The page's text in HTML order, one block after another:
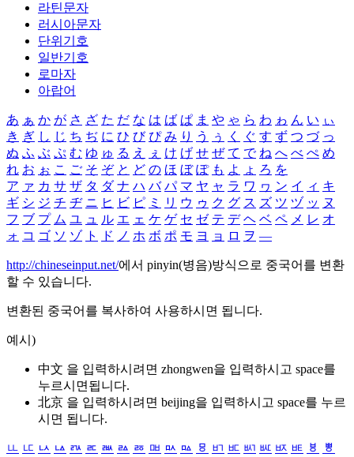
라틴문자
러시아문자
단위기호
일반기호
로마자
아랍어
あ ぁ か が さ ざ た だ な は ば ぱ ま や ゃ ら わ ゎ ん い ぃ
き ぎ し じ ち ぢ に ひ び ぴ み り う ぅ く ぐ す ず つ づ っ
ぬ ふ ぶ ぷ む ゆ ゅ る え ぇ け げ せ ぜ て で ね へ べ ぺ め
れ お ぉ こ ご そ ぞ と ど の ほ ぼ ぽ も よ ょ ろ を
ア ァ カ サ ザ タ ダ ナ ハ バ パ マ ヤ ャ ラ ワ ヮ ン イ ィ キ
ギ シ ジ チ ヂ ニ ヒ ビ ピ ミ リ ウ ゥ ク グ ス ズ ツ ヅ ッ ヌ
フ ブ プ ム ユ ュ ル エ ェ ケ ゲ セ ゼ テ デ ヘ ベ ペ メ レ オ
ォ コ ゴ ソ ゾ ト ド ノ ホ ボ ポ モ ヨ ョ ロ ヲ ―
http://chineseinput.net/에서 pinyin(병음)방식으로 중국어를 변환
할 수 있습니다.
변환된 중국어를 복사하여 사용하시면 됩니다.
예시)
中文 을 입력하시려면 zhongwen을 입력하시고 space를
누르시면됩니다.
北京 을 입력하시려면 beijing을 입력하시고 space를 누르
시면 됩니다.
ㅥ ㅦ ㅧ ㅨ ㅩ ㅪ ㅫ ㅬ ㅭ ㅮ ㅯ ㅰ ㅱ ㅲ ㅳ ㅴ ㅵ ㅶ ㅷ ㅸ
ㅹ